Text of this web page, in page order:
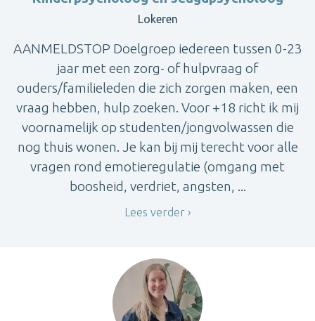
Lokeren
AANMELDSTOP Doelgroep iedereen tussen 0-23
jaar met een zorg- of hulpvraag of
ouders/familieleden die zich zorgen maken, een
vraag hebben, hulp zoeken. Voor +18 richt ik mij
voornamelijk op studenten/jongvolwassen die
nog thuis wonen. Je kan bij mij terecht voor alle
vragen rond emotieregulatie (omgang met
boosheid, verdriet, angsten, ...
Lees verder